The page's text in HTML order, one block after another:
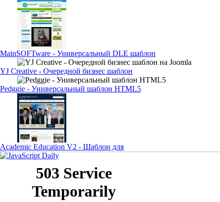
MainSOFTware - Универсальный DLE шаблон
YJ Creative - Очередной бизнес шаблон
Pedggie - Универсальный шаблон HTML5
Academic Education V2 - Шаблон для